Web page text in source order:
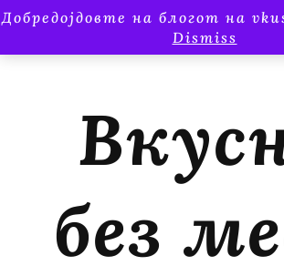
Добредојдовте на блогот на
Dismiss
без